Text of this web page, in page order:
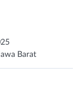
Barat